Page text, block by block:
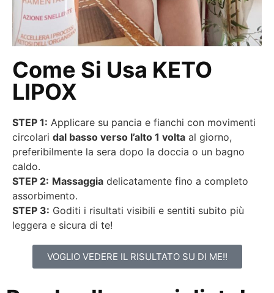
Come Si Usa KETO
LIPOX
STEP 1: Applicare su pancia e fianchi con movimenti
circolari dal basso verso l’alto 1 volta al giorno,
preferibilmente la sera dopo la doccia o un bagno
caldo.
STEP 2: Massaggia delicatamente fino a completo
assorbimento.
STEP 3: Goditi i risultati visibili e sentiti subito più
leggera e sicura di te!
VOGLIO VEDERE IL RISULTATO SU DI ME!!